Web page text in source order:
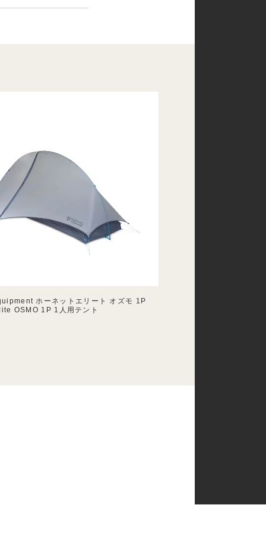
ホーネットエリート オズモ 1P
OSMO 1P 1人用テント